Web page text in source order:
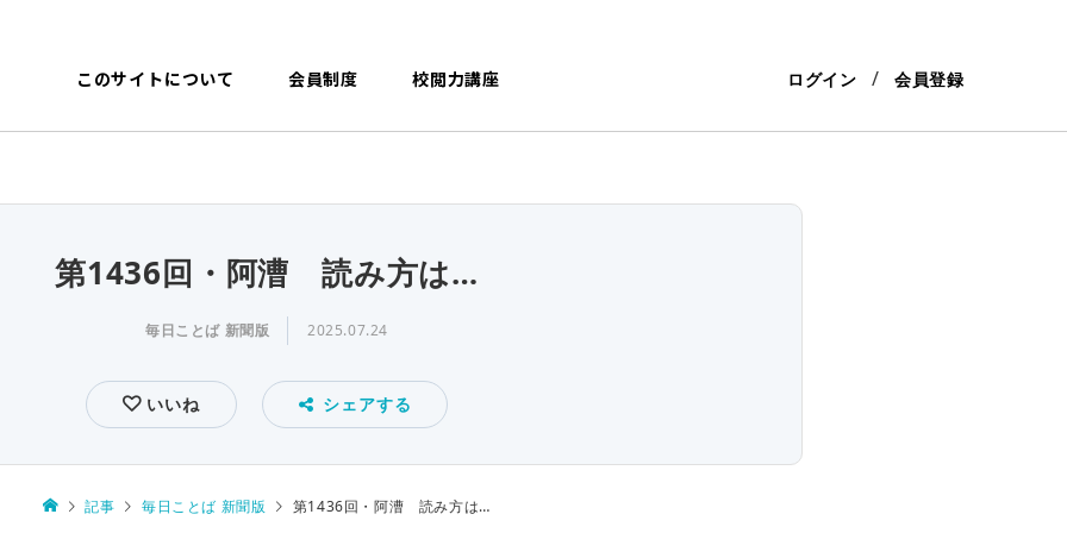
このサイトについて 会員制度 校閲力講座 ログイン 会員登録
第1436回・阿漕 読み方は…
毎日ことば 新聞版 2025.07.24
いいね シェアする
記事 毎日ことば 新聞版 第1436回・阿漕 読み方は…